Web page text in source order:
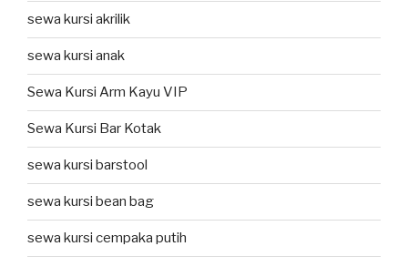
sewa kursi akrilik
sewa kursi anak
Sewa Kursi Arm Kayu VIP
Sewa Kursi Bar Kotak
sewa kursi barstool
sewa kursi bean bag
sewa kursi cempaka putih